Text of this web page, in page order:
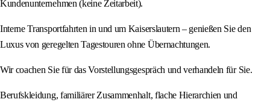
Kundenunternehmen (keine Zeitarbeit).
Interne Transportfahrten in und um Kaiserslautern – genießen Sie den
Luxus von geregelten Tagestouren ohne Übernachtungen.
Wir coachen Sie für das Vorstellungsgespräch und verhandeln für Sie.
Berufskleidung, familiärer Zusammenhalt, flache Hierarchien und